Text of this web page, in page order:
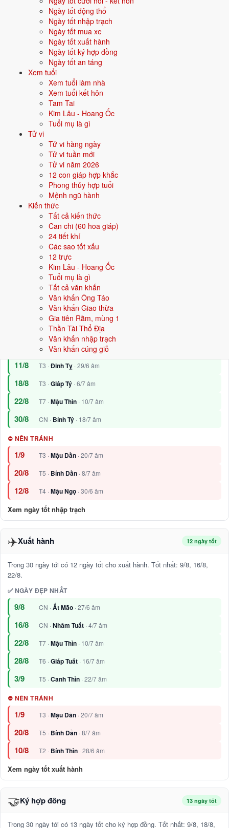
Ngày tốt động thổ
Ngày tốt nhập trạch
Ngày tốt mua xe
Ngày tốt xuất hành
Ngày tốt ký hợp đồng
Ngày tốt an táng
Xem tuổi
Xem tuổi làm nhà
Xem tuổi kết hôn
Tam Tai
Kim Lâu - Hoang Ốc
Tuổi mụ là gì
Tử vi
Tử vi hàng ngày
Tử vi tuần mới
Tử vi năm 2026
12 con giáp hợp khắc
Phong thủy hợp tuổi
Mệnh ngũ hành
Kiến thức
Tất cả kiến thức
Can chi (60 hoa giáp)
24 tiết khí
Các sao tốt xấu
12 trực
Kim Lâu - Hoang Ốc
Tuổi mụ là gì
Tất cả văn khấn
Văn khấn Ông Táo
Văn khấn Giao thừa
Gia tiên Rằm, mùng 1
Thần Tài Thổ Địa
Văn khấn nhập trạch
Văn khấn cúng giỗ
Động thổ
Trong 30 ngày tới có 14 ngày tốt cho động thổ. Tốt nhất: 9/8, 11/8, 16/8.
✅ NGÀY ĐẸP NHẤT
CN ·Ất Mão· 27/6 âm
T3 ·Đinh Tỵ· 29/6 âm
CN ·Nhâm Tuất · 4/7 âm
T7 ·Mậu Thìn· 10/7 âm
T6 ·Giáp Tuất· 16/7 âm
⛔ NÊN TRÁNH
T5 ·Bính Dần· 8/7 âm
T3 ·Mậu Dần· 20/7 âm
T6 ·Đinh Mão· 9/7 âm
Xem ngày tốt động thổ
Nhập trạch
Trong 30 ngày tới có 14 ngày tốt cho nhập trạch. Tốt nhất: 9/8, 11/8,
✅ NGÀY ĐẸP NHẤT
CN ·Ất Mão· 27/6 âm
11/8 T3 · Đinh Tỵ · 29/6 âm
18/8 T3 · Giáp Tý · 6/7 âm
22/8 T7 · Mậu Thìn · 10/7 âm
30/8 CN · Bính Tý · 18/7 âm
⛔ NÊN TRÁNH
1/9 T3 ·Mậu Dần · 20/7 âm
20/8 T5 · Bính Dần · 8/7 âm
12/8 T4 ·Mậu Ngọ · 30/6 âm
Xem ngày tốt nhập trạch
✈️Xuất hành 12 ngày tốt
Trong 30 ngày tới có 12 ngày tốt cho xuất hành. Tốt nhất: 9/8, 16/8,
22/8.
✅ NGÀY ĐẸP NHẤT
9/8 CN · Ất Mão · 27/6 âm
16/8 CN · Nhâm Tuất · 4/7 âm
22/8 T7 · Mậu Thìn · 10/7 âm
28/8 T6 · Giáp Tuất · 16/7 âm
3/9 T5 · Canh Thìn · 22/7 âm
⛔ NÊN TRÁNH
1/9 T3 ·Mậu Dần · 20/7 âm
20/8 T5 · Bính Dần · 8/7 âm
10/8 T2 · Bính Thìn · 28/6 âm
Xem ngày tốt xuất hành
🤝Ký hợp đồng 13 ngày tốt
Trong 30 ngày tới có 13 ngày tốt cho ký hợp đồng. Tốt nhất: 9/8, 18/8,